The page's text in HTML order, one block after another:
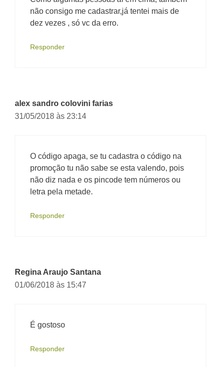
não consigo me cadastrar,já tentei mais de
dez vezes , só vc da erro.
Responder
alex sandro colovini farias
31/05/2018 às 23:14
O código apaga, se tu cadastra o código na
promoção tu não sabe se esta valendo, pois
não diz nada e os pincode tem números ou
letra pela metade.
Responder
Regina Araujo Santana
01/06/2018 às 15:47
É gostoso
Responder